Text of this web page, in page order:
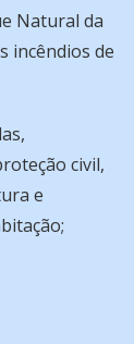
Natural da
incêndios de
civil,
e